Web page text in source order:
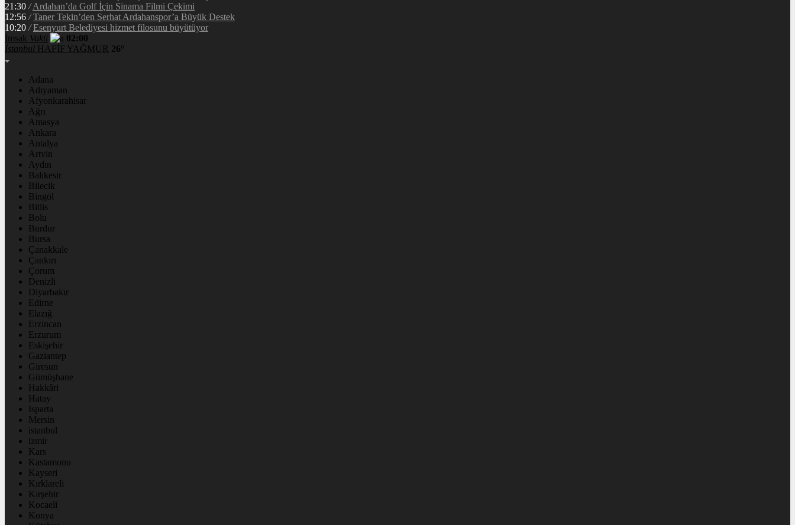
21:30 / Ardahan’da Golf İçin Sinama Filmi Çekimi
12:56 / Taner Tekin’den Serhat Ardahanspor’a Büyük Destek
10:20 / Esenyurt Belediyesi hizmet filosunu büyütüyor
İmsak Vakti
02:00
İstanbul HAFİF YAĞMUR 26°
Adana
Adıyaman
Afyonkarahisar
Ağrı
Amasya
Ankara
Antalya
Artvin
Aydın
Balıkesir
Bilecik
Bingöl
Bitlis
Bolu
Burdur
Bursa
Çanakkale
Çankırı
Çorum
Denizli
Diyarbakır
Edirne
Elazığ
Erzincan
Erzurum
Eskişehir
Gaziantep
Giresun
Gümüşhane
Hakkâri
Hatay
Isparta
Mersin
istanbul
izmir
Kars
Kastamonu
Kayseri
Kırklareli
Kırşehir
Kocaeli
Konya